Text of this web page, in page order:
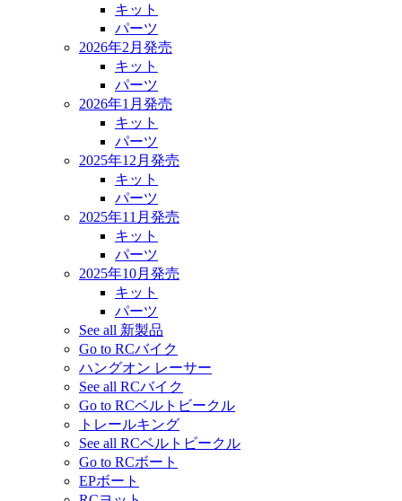
キット
パーツ
2026年2月発売
キット
パーツ
2026年1月発売
キット
パーツ
2025年12月発売
キット
パーツ
2025年11月発売
キット
パーツ
2025年10月発売
キット
パーツ
See all 新製品
Go to RCバイク
ハングオン レーサー
See all RCバイク
Go to RCベルトビークル
トレールキング
See all RCベルトビークル
Go to RCボート
EPボート